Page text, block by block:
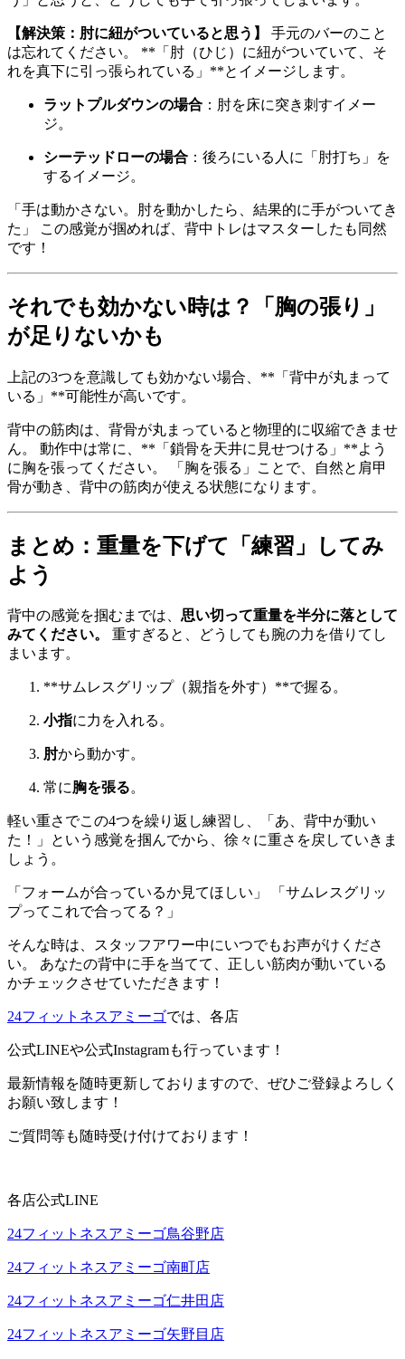
【解決策：肘に紐がついていると思う】
手元のバーのこと
は忘れてください。 **「肘（ひじ）に紐がついていて、そ
れを真下に引っ張られている」**とイメージします。
ラットプルダウンの場合 ：肘を床に突き刺すイメー
ジ。
シーテッドローの場合 ：後ろにいる人に「肘打ち」を
するイメージ。
「手は動かさない。肘を動かしたら、結果的に手がついてき
た」 この感覚が掴めれば、背中トレはマスターしたも同然
です！
それでも効かない時は？「胸の張り」
が足りないかも
上記の3つを意識しても効かない場合、**「背中が丸まって
いる」**可能性が高いです。
背中の筋肉は、背骨が丸まっていると物理的に収縮できませ
ん。 動作中は常に、**「鎖骨を天井に見せつける」**よう
に胸を張ってください。 「胸を張る」ことで、自然と肩甲
骨が動き、背中の筋肉が使える状態になります。
まとめ：重量を下げて「練習」してみ
よう
背中の感覚を掴むまでは、 思い切って重量を半分に落として
みてください。
重すぎると、どうしても腕の力を借りてし
まいます。
**サムレスグリップ（親指を外す）**で握る。
小指に力を入れる。
肘から動かす。
常に胸を張る。
軽い重さでこの4つを繰り返し練習し、「あ、背中が動い
た！」という感覚を掴んでから、徐々に重さを戻していきま
しょう。
「フォームが合っているか見てほしい」 「サムレスグリッ
プってこれで合ってる？」
そんな時は、スタッフアワー中にいつでもお声がけくださ
い。 あなたの背中に手を当てて、正しい筋肉が動いている
かチェックさせていただきます！
24フィットネスアミーゴでは、各店
公式LINEや公式Instagramも行っています！
最新情報を随時更新しておりますので、ぜひご登録よろしく
お願い致します！
ご質問等も随時受け付けております！
各店公式LINE
24フィットネスアミーゴ鳥谷野店
24フィットネスアミーゴ南町店
24フィットネスアミーゴ仁井田店
24フィットネスアミーゴ矢野目店